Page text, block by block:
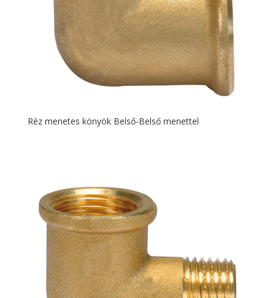
Réz menetes könyök Belső-Belső menettel